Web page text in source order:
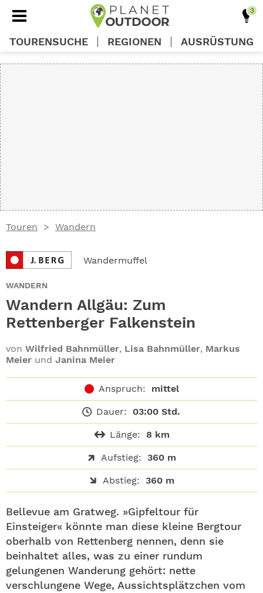
Touren Wandern
Wandermuffel
WANDERN
Wandern Allgäu: Zum
Rettenberger Falkenstein
von Wilfried Bahnmüller, Lisa Bahnmüller, Markus
Meier und Janina Meier
Anspruch: mittel
Dauer: 03:00 Std.
Länge: 8 km
Aufstieg: 360 m
Abstieg: 360 m
Bellevue am Gratweg. »Gipfeltour für
Einsteiger« könnte man diese kleine Bergtour
oberhalb von Rettenberg nennen, denn sie
beinhaltet alles, was zu einer rundum
gelungenen Wanderung gehört: nette
verschlungene Wege, Aussichtsplätzchen vom
TOURENSUCHE REGIONEN AUSRÜSTUNG
ABO
GEWINNEN
NEWSLETTER
ALLE THEMEN